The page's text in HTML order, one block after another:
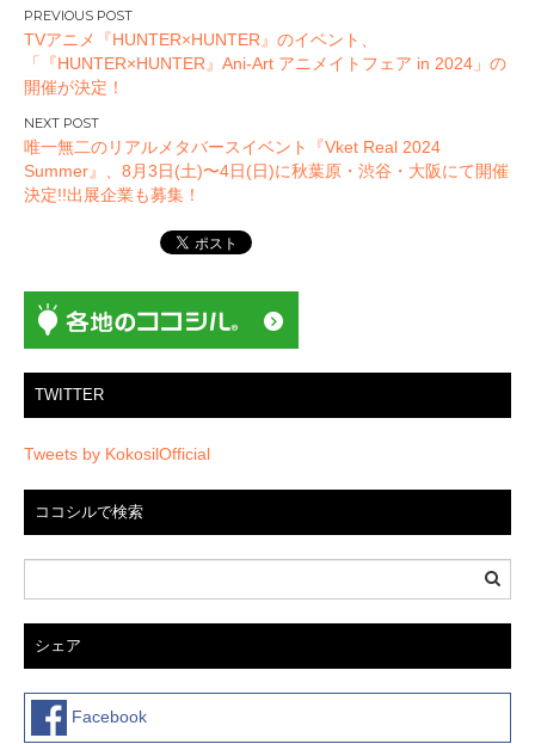
投
稿
ナ
ビ
ゲ
ー
シ
TVアニメ『HUNTER×HUNTER』のイベント、
「『HUNTER×HUNTER』Ani-Art アニメイトフェア in 2024」の
開催が決定！
唯一無二のリアルメタバースイベント『Vket Real 2024
Summer』、8月3日(土)〜4日(日)に秋葉原・渋谷・大阪にて開催
決定!!出展企業も募集！
TWITTER
Tweets by KokosilOfficial
ココシルで検索
シェア
Facebook